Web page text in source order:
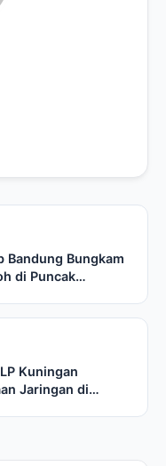
Bandung Bungkam
di Puncak
Kuningan
Jaringan di